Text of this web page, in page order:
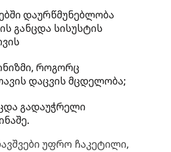
დაურწმუნებლობა
განცდა სისუსტის
როგორც
დაცვის მცდელობა;
გადაუჭრელი
უფრო ჩაკეტილი,